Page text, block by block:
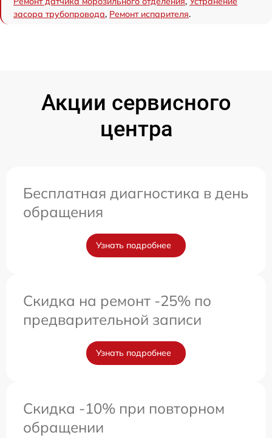
засора трубопровода, Ремонт испарителя.
Акции сервисного
центра
Бесплатная диагностика в день
обращения
Узнать подробнее
Скидка на ремонт -25% по
предварительной записи
Узнать подробнее
Скидка -10% при повторном
обращении